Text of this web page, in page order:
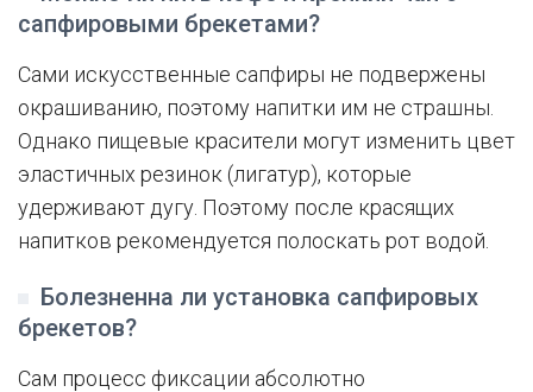
сапфировыми брекетами?
Сами искусственные сапфиры не подвержены
окрашиванию, поэтому напитки им не страшны.
Однако пищевые красители могут изменить цвет
эластичных резинок (лигатур), которые
удерживают дугу. Поэтому после красящих
напитков рекомендуется полоскать рот водой.
Болезненна ли установка сапфировых
брекетов?
Сам процесс фиксации абсолютно